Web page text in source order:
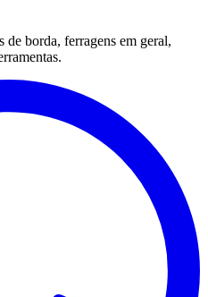
de borda, ferragens em geral,